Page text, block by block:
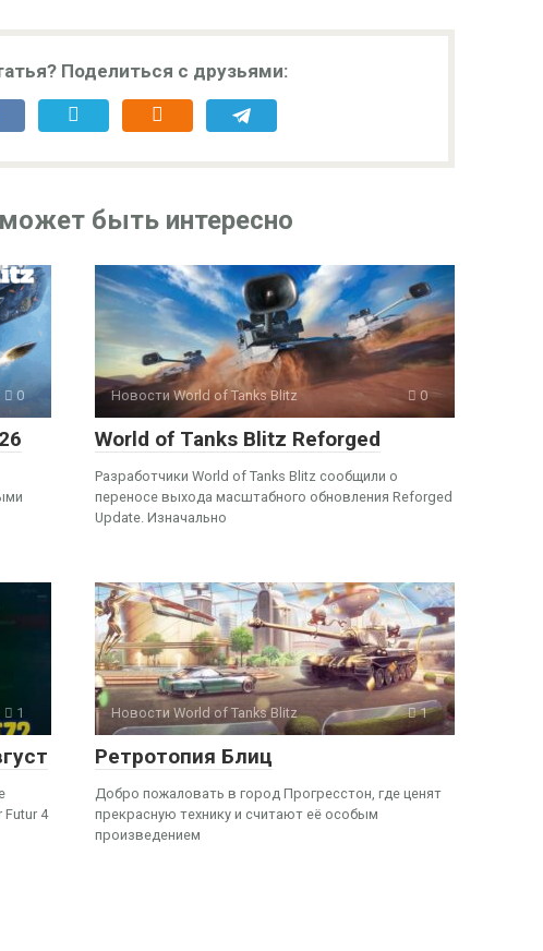
Поделиться с друзьями:
быть интересно
0 Новости World of Tanks Blitz 0
World of Tanks Blitz Reforged
Разработчики World of Tanks Blitz сообщили о
переносе выхода масштабного обновления Reforged
Update. Изначально
1
4
Новости World of Tanks Blitz 1
Ретротопия Блиц
Добро пожаловать в город Прогресстон, где ценят
прекрасную технику и считают её особым
произведением